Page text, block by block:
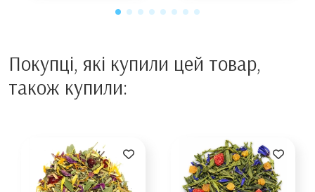
Покупці, які купили цей товар,
також купили: